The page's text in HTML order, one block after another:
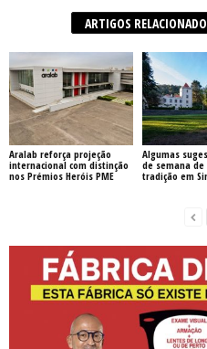
ARTIGOS
Aralab reforça projeção
internacional com distinção
nos Prémios Heróis PME
Algumas
de semana
tradição em